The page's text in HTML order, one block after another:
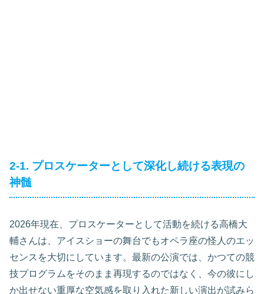
2-1. プロスケーターとして深化し続ける表現の
神髄
2026年現在、プロスケーターとして活動を続ける高橋大
輔さんは、アイスショーの舞台でもオペラ座の怪人のエッ
センスを大切にしています。最新の公演では、かつての競
技プログラムをそのまま再現するのではなく、今の彼にし
か出せない重厚な空気感を取り入れた新しい演出が試みら